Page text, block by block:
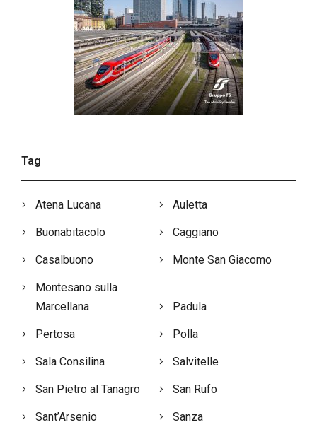
Tag
Atena Lucana Auletta
Buonabitacolo Caggiano
Casalbuono Monte San Giacomo
Montesano sulla
Marcellana
Padula
Pertosa Polla
Sala Consilina Salvitelle
San Pietro al Tanagro San Rufo
Sant’Arsenio Sanza